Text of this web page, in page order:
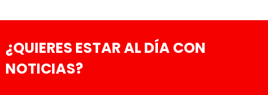
¿QUIERES ESTAR AL DÍA CON
NOTICIAS?